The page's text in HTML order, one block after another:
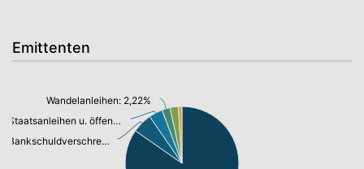
Emittenten
Bankschuldverschreibung: 5,37%
Staatsanleihen u. öffentl.Anleihen: 3,72%
Wandelanleihen: 2,22%